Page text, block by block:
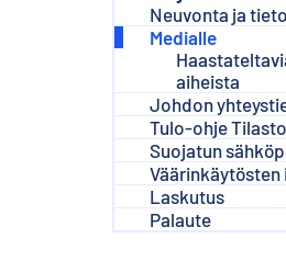
Neuvonta ja
Medialle
aiheista
Johdon
Tulo-ohje
Suojatun
Laskutus
Palaute